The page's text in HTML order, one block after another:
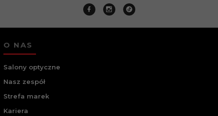
O NAS
Salony optyczne
Nasz zespół
Strefa marek
Kariera